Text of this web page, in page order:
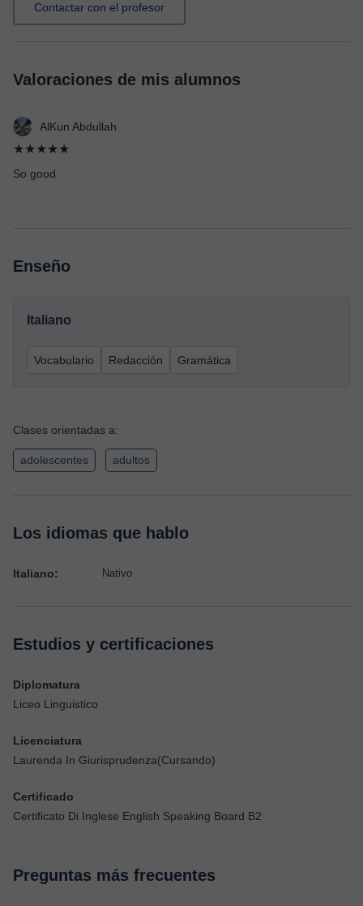
Contactar con el profesor
Valoraciones de mis alumnos
AlKun Abdullah
★★★★★
So good
Enseño
Italiano
Vocabulario Redacción Gramática
Clases orientadas a:
adolescentes adultos
Los idiomas que hablo
Italiano: Nativo
Estudios y certificaciones
Diplomatura
Liceo Linguistico
Licenciatura
Laurenda In Giurisprudenza(Cursando)
Certificado
Certificato Di Inglese English Speaking Board B2
Preguntas más frecuentes